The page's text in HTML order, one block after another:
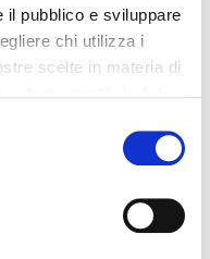
il pubblico e sviluppare
chi utilizza i
scelte in materia di
in qualsiasi
o facendo clic
Integratori per dimagrire
55,18 €